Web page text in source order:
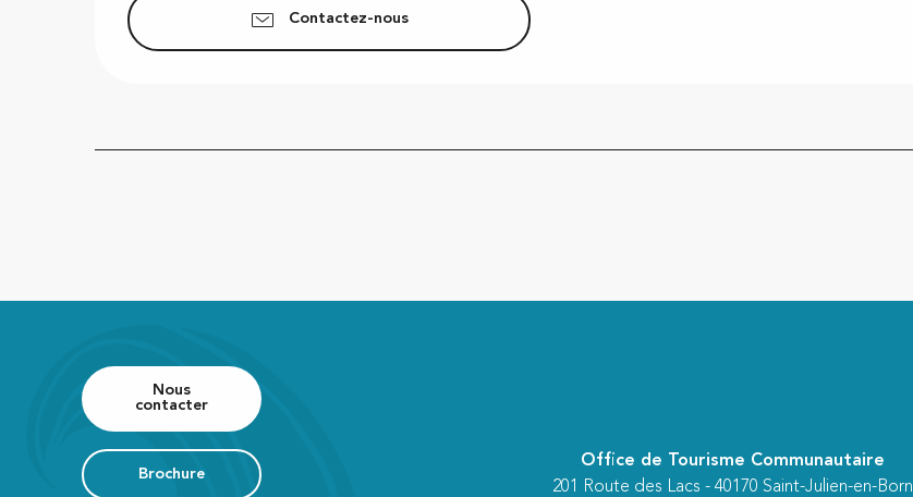
Contactez-nous
Nous
contacter
Brochure
Office de Tourisme Communautaire
201 Route des Lacs - 40170 Saint-Julien-en-Born